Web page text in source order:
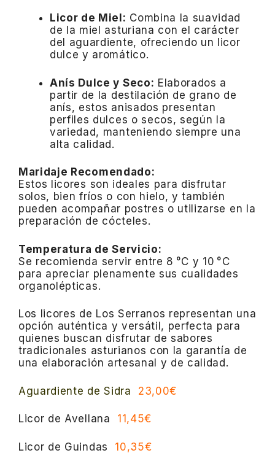
Licor de Miel: Combina la suavidad
de la miel asturiana con el carácter
del aguardiente, ofreciendo un licor
dulce y aromático.
Anís Dulce y Seco: Elaborados a
partir de la destilación de grano de
anís, estos anisados presentan
perfiles dulces o secos, según la
variedad, manteniendo siempre una
alta calidad.
Maridaje Recomendado:
Estos licores son ideales para disfrutar
solos, bien fríos o con hielo, y también
pueden acompañar postres o utilizarse en la
preparación de cócteles.​
Temperatura de Servicio:
Se recomienda servir entre 8 °C y 10 °C
para apreciar plenamente sus cualidades
organolépticas.​
Los licores de Los Serranos representan una
opción auténtica y versátil, perfecta para
quienes buscan disfrutar de sabores
tradicionales asturianos con la garantía de
una elaboración artesanal y de calidad.​
Aguardiente de Sidra 23,00€
Licor de Avellana 11,45€
Licor de Guindas 10,35€